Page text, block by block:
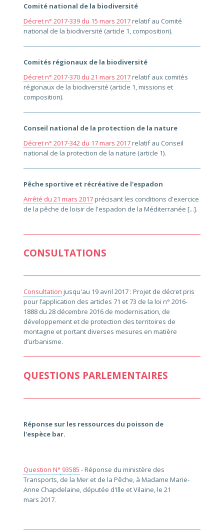
Comité national de la biodiversité
Décret n° 2017-339 du 15 mars 2017relatif au Comité
national de la biodiversité (article 1, composition).
Comités régionaux de la biodiversité
Décret n° 2017-370 du 21 mars 2017relatif aux comités
régionaux de la biodiversité (article 1, missions et
composition).
Conseil national de la protection de la nature
Décret n° 2017-342 du 17 mars 2017relatif au Conseil
national de la protection de la nature (article 1).
Pêche sportive et récréative de l'espadon
Arrêté du 21 mars 2017précisant les conditions d'exercice
de la pêche de loisir de l'espadon de la Méditerranée [...].
CONSULTATIONS
Consultation jusqu'au 19 avril 2017 : Projet de décret pris
pour l’application des articles 71 et 73 de la loi n° 2016-
1888 du 28 décembre 2016 de modernisation, de
développement et de protection des territoires de
montagne et portant diverses mesures en matière
d’urbanisme.
QUESTIONS PARLEMENTAIRES
Réponse sur les ressources du poisson de
l'espèce bar.
Question N° 93585 - Réponse du ministère des
Transports, de la Mer et de la Pêche, à Madame Marie-
Anne Chapdelaine, députée d'Ille et Vilaine, le 21
mars 2017.